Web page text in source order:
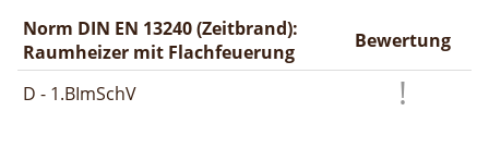
Norm DIN EN 13240 (Zeitbrand):
Raumheizer mit Flachfeuerung
Bewertung
D - 1.BImSchV